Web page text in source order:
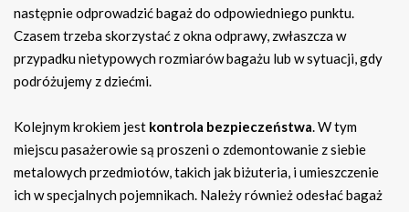
następnie odprowadzić bagaż do odpowiedniego punktu.
Czasem trzeba skorzystać z okna odprawy, zwłaszcza w
przypadku nietypowych rozmiarów bagażu lub w sytuacji, gdy
podróżujemy z dziećmi.
Kolejnym krokiem jest kontrola bezpieczeństwa. W tym
miejscu pasażerowie są proszeni o zdemontowanie z siebie
metalowych przedmiotów, takich jak biżuteria, i umieszczenie
ich w specjalnych pojemnikach. Należy również odesłać bagaż